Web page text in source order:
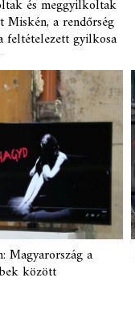
és meggyilkoltak
Miskén, a rendőrség
feltételezett gyilkosa
Magyarország a
között